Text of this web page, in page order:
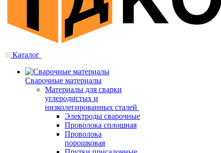
Каталог
Сварочные материалы
Материалы для сварки
углеродистых и
низколегированных сталей
Электроды сварочные
Проволока сплошная
Проволока
порошковая